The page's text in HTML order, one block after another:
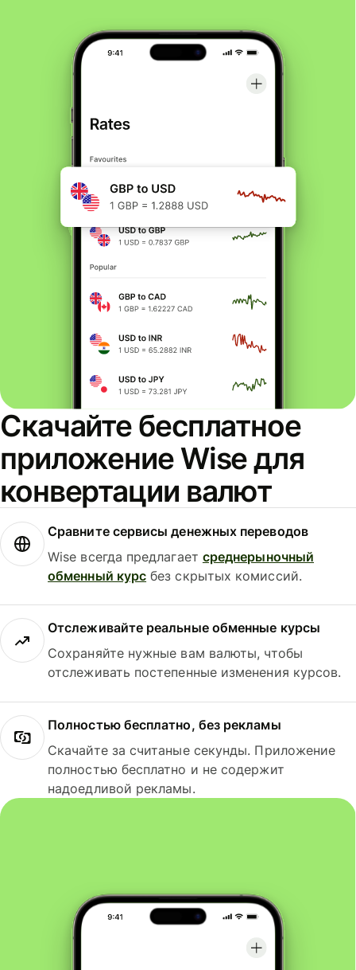
Скачайте бесплатное
приложение Wise для
конвертации валют
Сравните сервисы денежных переводов
Wise всегда предлагает среднерыночный
обменный курс без скрытых комиссий.
Отслеживайте реальные обменные курсы
Сохраняйте нужные вам валюты, чтобы
отслеживать постепенные изменения курсов.
Полностью бесплатно, без рекламы
Скачайте за считаные секунды. Приложение
полностью бесплатно и не содержит
надоедливой рекламы.